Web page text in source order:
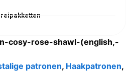
cosy-rose-shawl-(english,-
patronen, Haakpatronen,